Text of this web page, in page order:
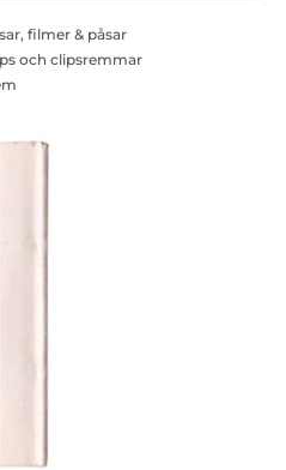
filmer & påsar
och clipsremmar